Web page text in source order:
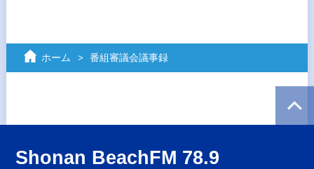
ホーム 番組審議会議事録
Shonan BeachFM 78.9